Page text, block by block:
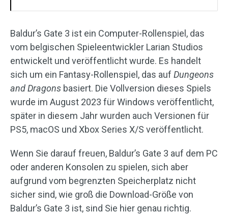
Baldur’s Gate 3 ist ein Computer-Rollenspiel, das
vom belgischen Spieleentwickler Larian Studios
entwickelt und veröffentlicht wurde. Es handelt
sich um ein Fantasy-Rollenspiel, das auf Dungeons
and Dragons basiert. Die Vollversion dieses Spiels
wurde im August 2023 für Windows veröffentlicht,
später in diesem Jahr wurden auch Versionen für
PS5, macOS und Xbox Series X/S veröffentlicht.
Wenn Sie darauf freuen, Baldur’s Gate 3 auf dem PC
oder anderen Konsolen zu spielen, sich aber
aufgrund vom begrenzten Speicherplatz nicht
sicher sind, wie groß die Download-Größe von
Baldur’s Gate 3 ist, sind Sie hier genau richtig.